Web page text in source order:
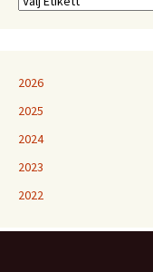
2026
2025
2024
2023
2022